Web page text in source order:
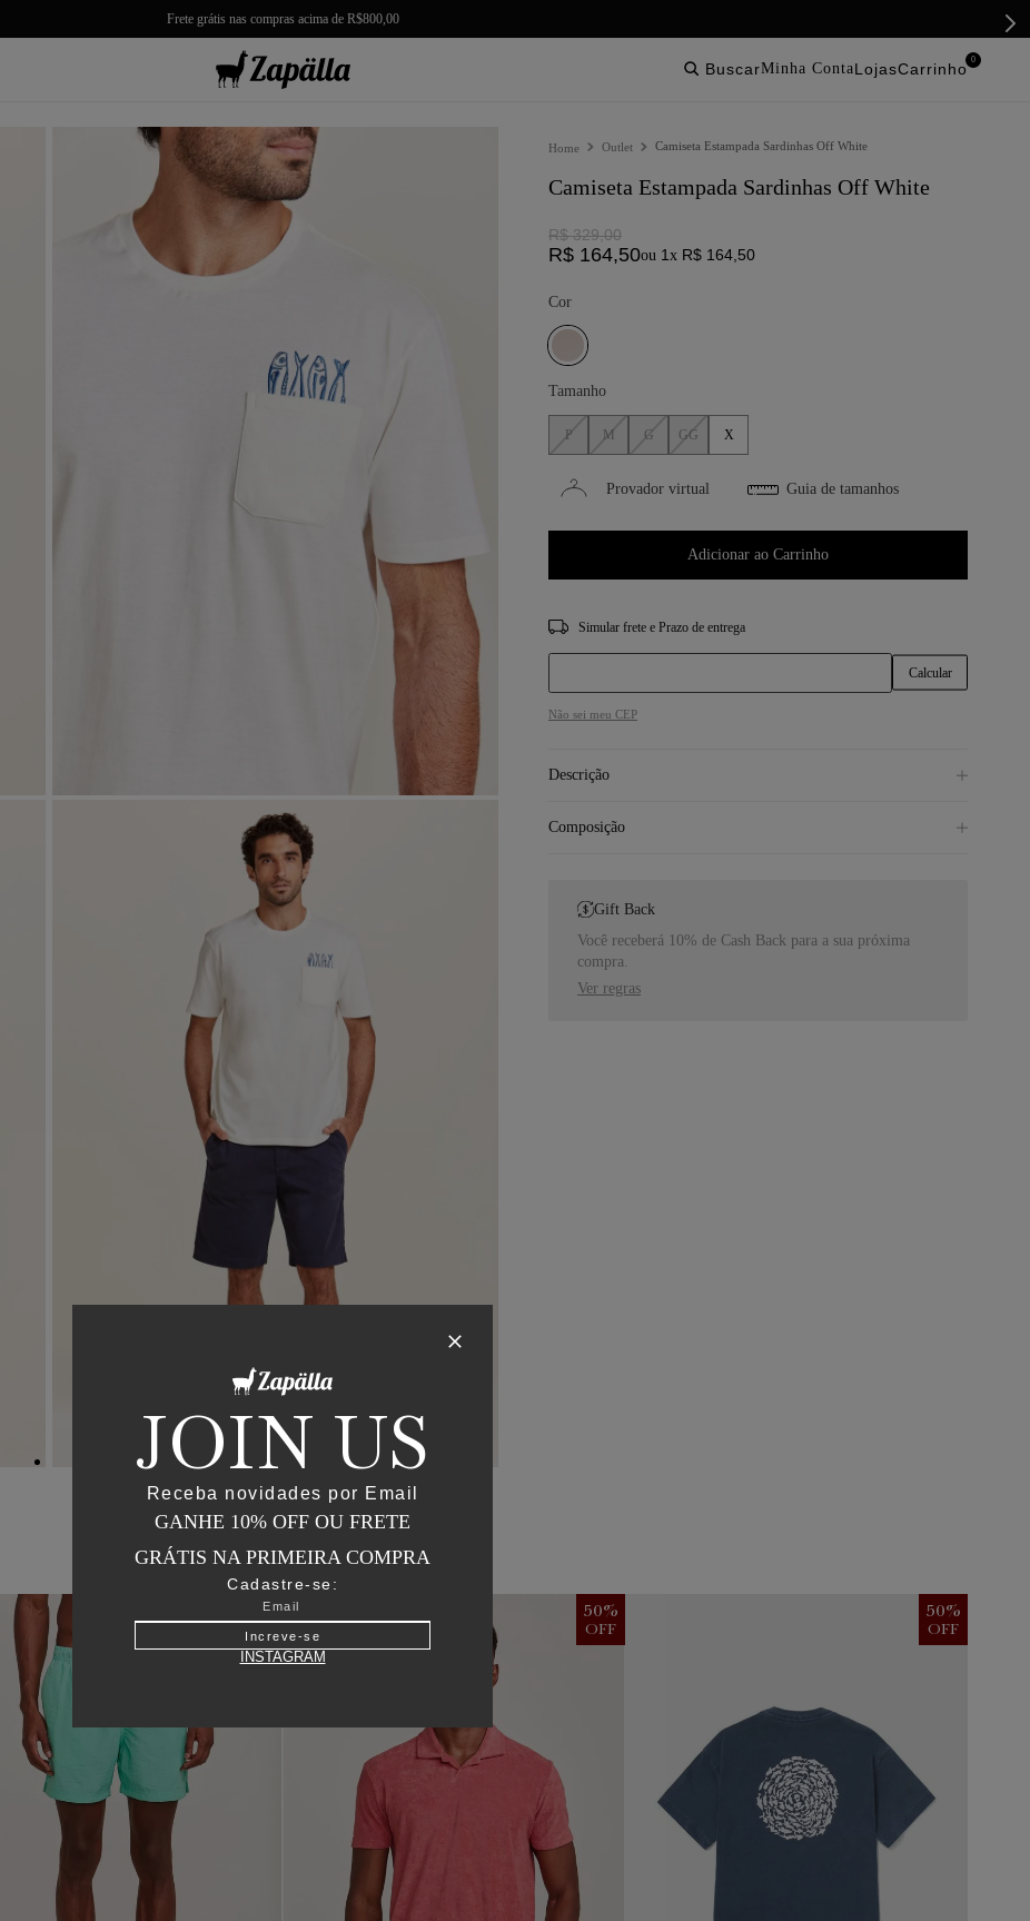
Frete grátis nas compras acima de R$800,00
Calçados e Acessórios
buscar lojas
0
Outlet Camiseta Estampada Sardinhas Off White
Camiseta Estampada Sardinhas Off White
R$ 329,00
R$ 164,50ou 1 x R$ 164 50
Cor
Tamanho
P M G GG X
Provador virtual Guia de tamanhos
Adicionar ao Carrinho
CEP
Não sei meu CEP
Descrição
Composição
Gift Back
Você receberá 10% de Cash Back para a sua próxima
compra.
Ver regras
%
OFF
50%
OFF
50%
OFF
JOIN US
Receba novidades por Email
GANHE 10% OFF OU FRETE
GRÁTIS NA PRIMEIRA COMPRA
Cadastre-se:
Increve-se
INSTAGRAM